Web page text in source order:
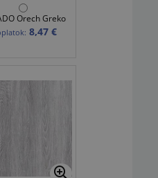
Orech Greko
8,47 €